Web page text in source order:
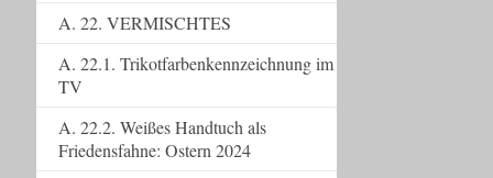
A. 22. VERMISCHTES
A. 22.1. Trikotfarbenkennzeichnung im
TV
A. 22.2. Weißes Handtuch als
Friedensfahne: Ostern 2024